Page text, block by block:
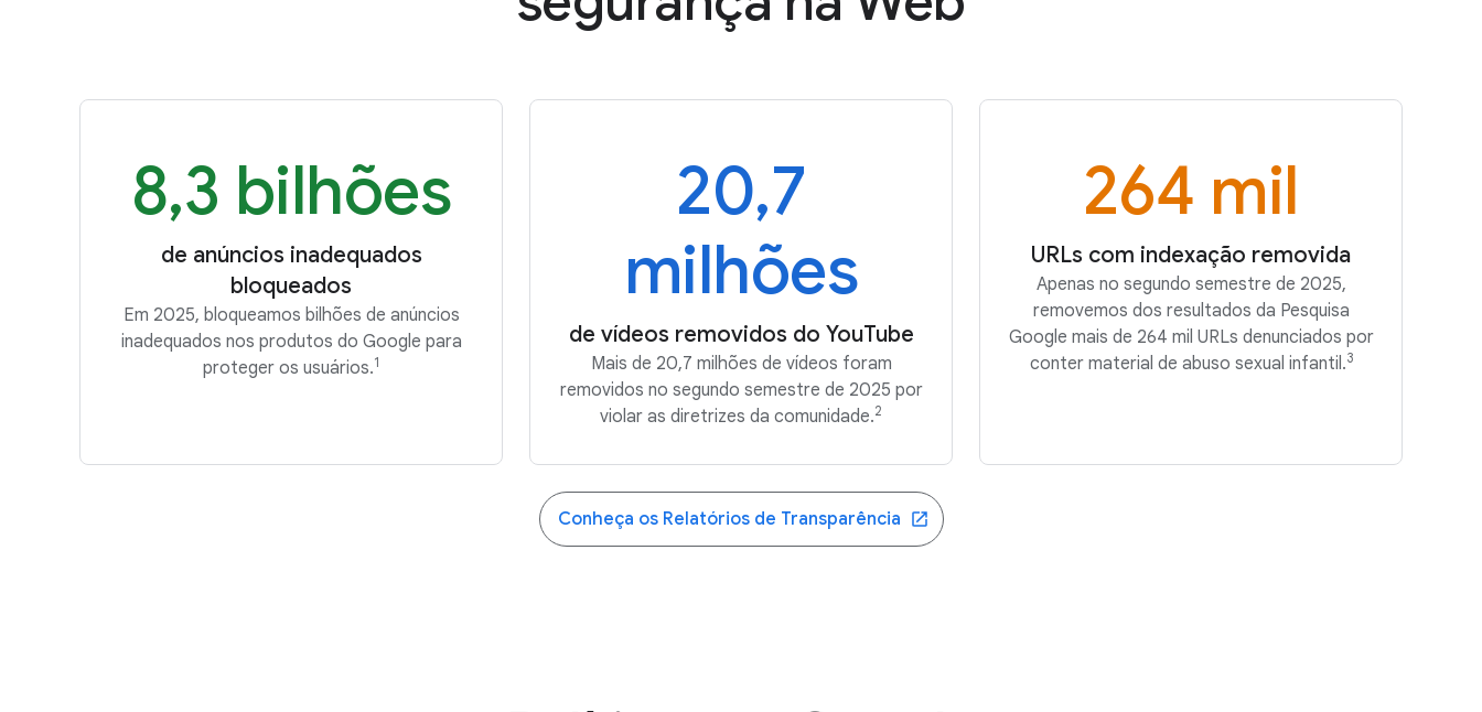
8,3 bilhões
de anúncios inadequados
bloqueados
Em 2025, bloqueamos bilhões de anúncios
inadequados nos produtos do Google para
proteger os usuários.1
20,7
milhões
de vídeos removidos do YouTube
Mais de 20,7 milhões de vídeos foram
removidos no segundo semestre de 2025 por
violar as diretrizes da comunidade.2
264 mil
URLs com indexação removida
Apenas no segundo semestre de 2025,
removemos dos resultados da Pesquisa
Google mais de 264 mil URLs denunciados por
conter material de abuso sexual infantil.3
Conheça os Relatórios de Transparência